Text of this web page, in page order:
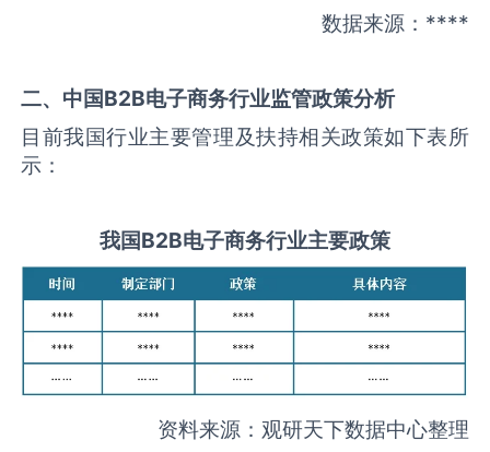
数据来源：****
二、中国B2B电子商务行业监管政策分析
目前我国行业主要管理及扶持相关政策如下表所
示：
我国B2B电子商务行业主要政策
资料来源：观研天下数据中心整理